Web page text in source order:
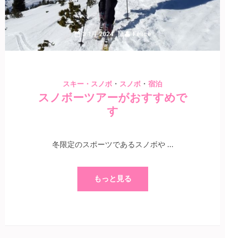
3 1月 2024 Felice
スキー・スノボ ・ スノボ ・ 宿泊
スノボーツアーがおすすめで
す
冬限定のスポーツであるスノボや …
もっと見る